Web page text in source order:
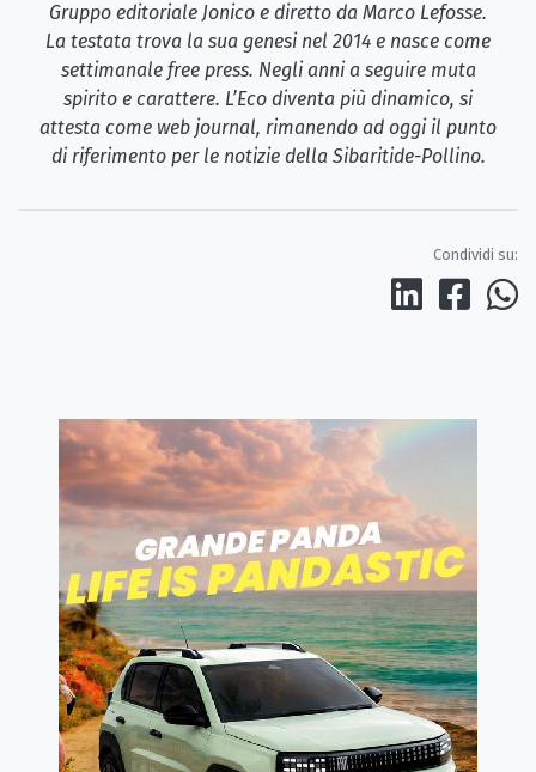
Gruppo editoriale Jonico e diretto da Marco Lefosse.
La testata trova la sua genesi nel 2014 e nasce come
settimanale free press. Negli anni a seguire muta
spirito e carattere. L’Eco diventa più dinamico, si
attesta come web journal, rimanendo ad oggi il punto
di riferimento per le notizie della Sibaritide-Pollino.
Condividi su: